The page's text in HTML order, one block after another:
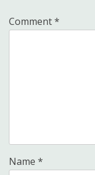
Comment*
Name *